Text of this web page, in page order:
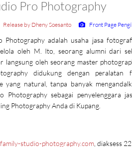
Pro Photography
Release by Dheny Soesanto Front Page
Photography adalah usaha jasa
oleh M. Ito, seorang alumni dari
langsung oleh seorang master
didukung dengan peralatan
yang natural, tanpa banyak
Photography sebagai penyelenggara
Photography Anda di Kupang.
family-studio-photography.com , diaksess